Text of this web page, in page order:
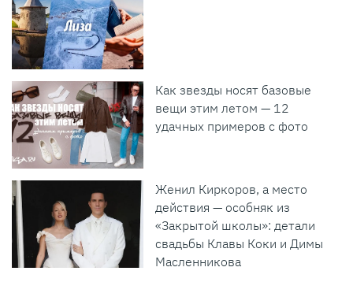
Как звезды носят базовые
вещи этим летом — 12
удачных примеров с фото
Женил Киркоров, а место
действия — особняк из
«Закрытой школы»: детали
свадьбы Клавы Коки и Димы
Масленникова